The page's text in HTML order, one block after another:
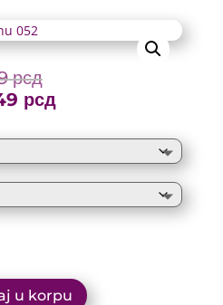
рсдPrice
range:
through
10.999 рсд
рсд
1.614 рсд
through
10.449 рсд
u korpu